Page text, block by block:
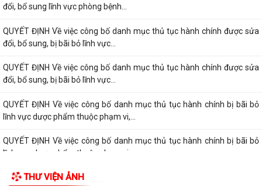
đổi, bổ sung lĩnh vực phòng bệnh...
QUYẾT ĐỊNH Về việc công bố danh mục thủ tục hành chính được sửa
đổi, bổ sung, bị bãi bỏ lĩnh vực...
QUYẾT ĐỊNH Về việc công bố danh mục thủ tục hành chính được sửa
đổi, bổ sung, bị bãi bỏ lĩnh vực...
QUYẾT ĐỊNH Về việc công bố danh mục thủ tục hành chính bị bãi bỏ
lĩnh vực dược phẩm thuộc phạm vi,...
QUYẾT ĐỊNH Về việc công bố danh mục thủ tục hành chính bị bãi bỏ
lĩnh vực dược phẩm thuộc phạm vi,...
THƯ VIỆN ẢNH